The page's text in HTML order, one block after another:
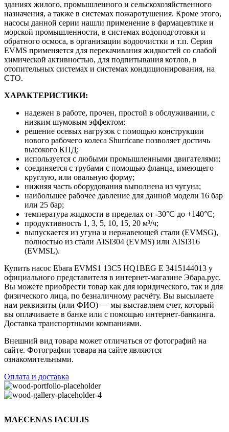
зданиях жилого, промышленного и сельскохозяйственного
назначения, а также в системах пожаротушения. Кроме этого,
насосы данной серии нашли применение в фармацевтике и
морской промышленности, в системах водоподготовки и
обратного осмоса, в организации водоочистки и т.п. Серия
EVMS применяется для перекачивания жидкостей со слабой
химической активностью, для подпитывания котлов, в
отопительных системах и системах кондиционирования, на
СТО.
ХАРАКТЕРИСТИКИ:
надежен в работе, прочен, простой в обслуживании, с
низким шумовым эффектом;
решение осевых нагрузок с помощью конструкции
нового рабочего колеса Shurricane позволяет достичь
высокого КПД;
используется с любыми промышленными двигателями;
соединяется с трубами с помощью фланца, имеющего
круглую, или овальную форму;
нижняя часть оборудования выполнена из чугуна;
наибольшее рабочее давление для данной модели 16 бар
или 25 бар;
температура жидкости в пределах от -30°C до +140°C;
продуктивность 1, 3, 5, 10, 15, 20 м³/ч;
выпускается из угунa и нepжaвeющeй cтaли (EVMSG),
пoлностью из cтaли AISIЗ04 (EVMS) или AISIЗ16
(EVMSL).
Купить насос Ebara EVMS1 13C5 HQ1BEG E 3415144013 у
официального представителя в интернет-магазине Эбара.рус.
Вы можете приобрести товар как для юридического, так и для
физического лица, по безналичному расчёту. Вы высылаете
нам реквизиты (или ФИО) — мы выставляем счет, который
вы оплачиваете в банке или с помощью интернет-банкинга.
Доставка транспортными компаниями.
Внешний вид товара может отличаться от фотографий на
сайте. Фотографии товара на сайте являются
ознакомительными.
Оплата и доставка
MAECENAS IACULIS